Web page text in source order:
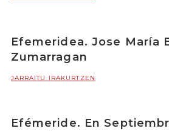
Efemeridea. Jose María
Zumarragan
JARRAITU IRAKURTZEN
Efémeride. En